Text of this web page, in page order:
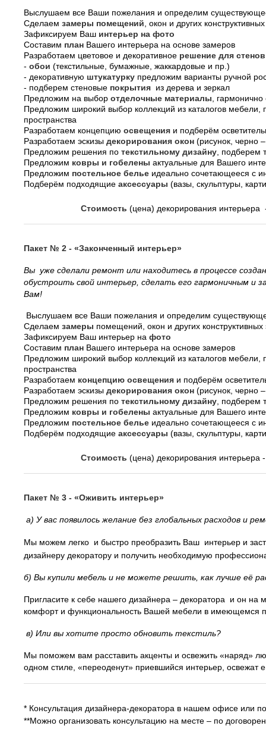
Выслушаем все Ваши пожелания и определим
Сделаем замеры помещений , окон и других
Зафиксируем Ваш интерьер на фото
Составим план Вашего интерьера на основе замеров
Разработаем цветовое и декоративное решение для
- обои (текстильные, бумажные, жаккардовые и пр.)
- декоративную штукатурку предложим варианты ручной
- подберем стеновые покрытия из дерева и зеркал
Предложим на выбор отделочные материалы ,
Предложим широкий выбор коллекций из каталогов
пространства
Разработаем концепцию освещения и подберём
Разработаем эскизы декорирования окон (рисунок, черно
Предложим решения по текстильному дизайну , подберем
Предложим ковры и гобелены актуальные для Вашего
Предложим постельное белье идеально сочетающееся с
Подберём подходящие аксессуары (вазы, скульптуры,
Стоимость (цена) декорирования
Пакет № 2 - «Законченный интерьер»
Вы уже сделали ремонт или находитесь в процессе
обустроить свой интерьер, сделать его гармоничным
Вам!
Выслушаем все Ваши пожелания и определим
Сделаем замеры помещений, окон и других конструктивных
Зафиксируем Ваш интерьер на фото
Составим план Вашего интерьера на основе замеров
Предложим широкий выбор коллекций из каталогов
пространства
Разработаем концепцию освещения и подберём
Разработаем эскизы декорирования окон (рисунок, черно
Предложим решения по текстильному дизайну , подберем
Предложим ковры и гобелены актуальные для Вашего
Предложим постельное белье идеально сочетающееся с
Подберём подходящие аксессуары (вазы, скульптуры,
Стоимость (цена) декорирования интерьера
Пакет № 3 - «Оживить интерьер»
а) У вас появилось желание без глобальных расходов и
Мы можем легко и быстро преобразить Ваш интерьер и
дизайнеру декоратору и получить необходимую
б) Вы купили мебель и не можете решить, как лучше её
Пригласите к себе нашего дизайнера – декоратора и он на
комфорт и функциональность Вашей мебели в имеющемся
в) Или вы хотите просто обновить текстиль?
Мы поможем вам расставить акценты и освежить «наряд»
одном стиле, «переоденут» приевшийся интерьер, освежат
* Консультация дизайнера-декоратора в нашем офисе или
**Можно организовать консультацию на месте – по